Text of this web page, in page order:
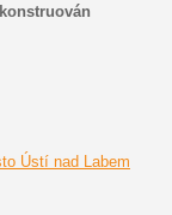
Ústí nad Labem